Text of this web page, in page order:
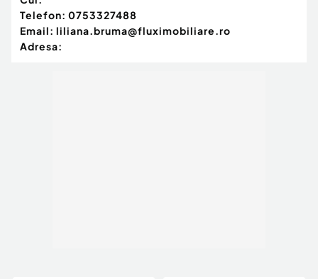
Telefon: 0753327488
Email: liliana.bruma@fluximobiliare.ro
Adresa: